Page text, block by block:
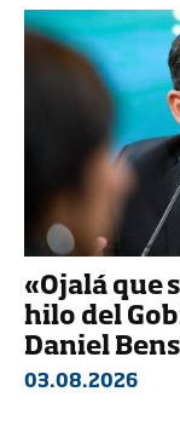
«Ojalá que
hilo del
Daniel
03.08.2026